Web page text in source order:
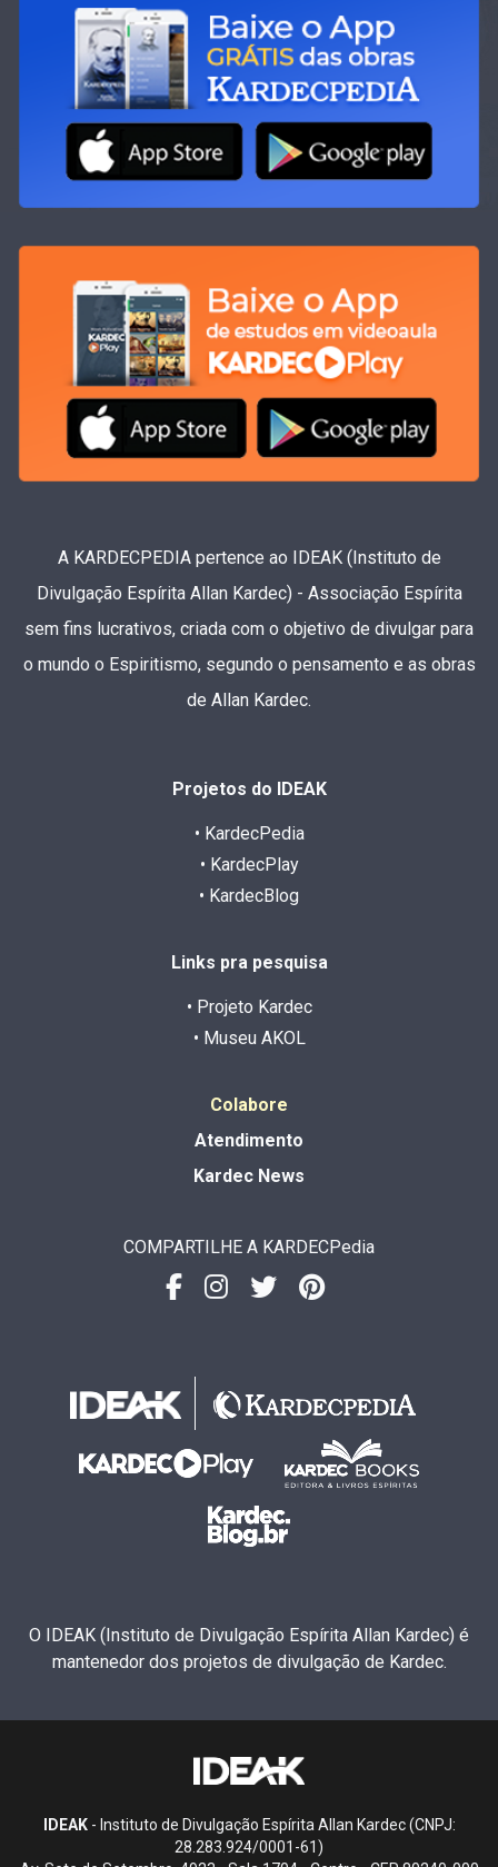
A KARDECPEDIA pertence ao IDEAK (Instituto de
Divulgação Espírita Allan Kardec) - Associação Espírita
sem fins lucrativos, criada com o objetivo de divulgar para
o mundo o Espiritismo, segundo o pensamento e as obras
de Allan Kardec.
Projetos do IDEAK
• KardecPedia
• KardecPlay
• KardecBlog
Links pra pesquisa
• Projeto Kardec
• Museu AKOL
Colabore
Atendimento
Kardec News
COMPARTILHE A KARDECPedia
O IDEAK (Instituto de Divulgação Espírita Allan Kardec) é
mantenedor dos projetos de divulgação de Kardec.
IDEAK- Instituto de Divulgação Espírita Allan Kardec (CNPJ:
28.283.924/0001-61)